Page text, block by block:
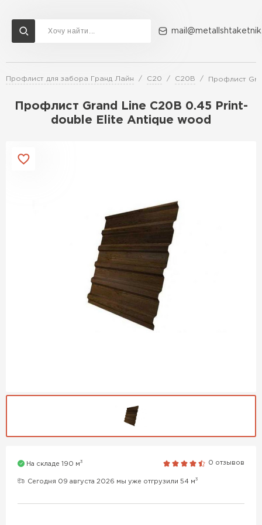
Профлист для забора Гранд Лайн C20 С20В Профлист
Профлист Grand Line C20В 0.45 Print-
double Elite Antique wood
На складе 190 м3 0 отзывов
Сегодня 09 августа 2026 мы уже отгрузили 54 м3
Доставка и оплата Акции О компании Контакты
Перейти в каталог